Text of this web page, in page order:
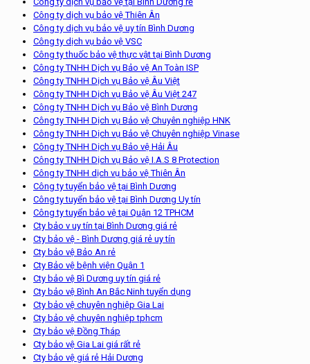
Công ty dịch vụ bảo vệ Thiên Ân
Công ty dịch vụ bảo vệ uy tín Bình Dương
Công ty dịch vụ bảo vệ VSC
Công ty thuốc bảo vệ thực vật tại Bình Dương
Công ty TNHH Dịch vụ Bảo vệ An Toàn ISP
Công ty TNHH Dịch vụ Bảo vệ Âu Việt
Công ty TNHH Dịch vụ Bảo vệ Âu Việt 247
Công ty TNHH Dịch vụ Bảo vệ Bình Dương
Công ty TNHH Dịch vụ Bảo vệ Chuyên nghiệp HNK
Công ty TNHH Dịch vụ Bảo vệ Chuyên nghiệp Vinase
Công ty TNHH Dịch vụ Bảo vệ Hải Âu
Công ty TNHH Dịch vụ Bảo vệ I.A.S 8 Protection
Công ty TNHH dịch vụ bảo vệ Thiên Ân
Công ty tuyển bảo vệ tại Bình Dương
Công ty tuyển bảo vệ tại Bình Dương Uy tín
Công ty tuyển bảo vệ tại Quận 12 TPHCM
Cty bảo v uy tín tại Bình Dương giá rẻ
Cty bảo vệ - Bình Dương giá rẻ uy tín
Cty bảo vệ Bảo An rẻ
Cty Bảo vệ bệnh viện Quận 1
Cty bảo vệ Bì Dương uy tín giá rẻ
Cty bảo vệ Bình An Bắc Ninh tuyển dụng
Cty bảo vệ chuyên nghiệp Gia Lai
Cty bảo vệ chuyên nghiệp tphcm
Cty bảo vệ Đồng Tháp
Cty bảo vệ Gia Lai giá rất rẻ
Cty bảo vệ giá rẻ Hải Dương